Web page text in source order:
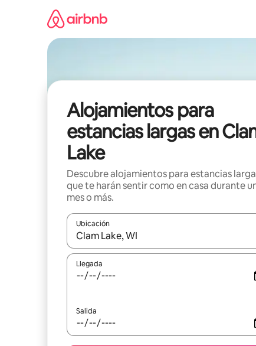
Alojamientos para
estancias largas en
Lake
Descubre alojamientos para estancias
que te harán sentir como en casa durante
mes o más.
Ubicación
Cuando los resultados estén disponibles,
Llegada
Salida